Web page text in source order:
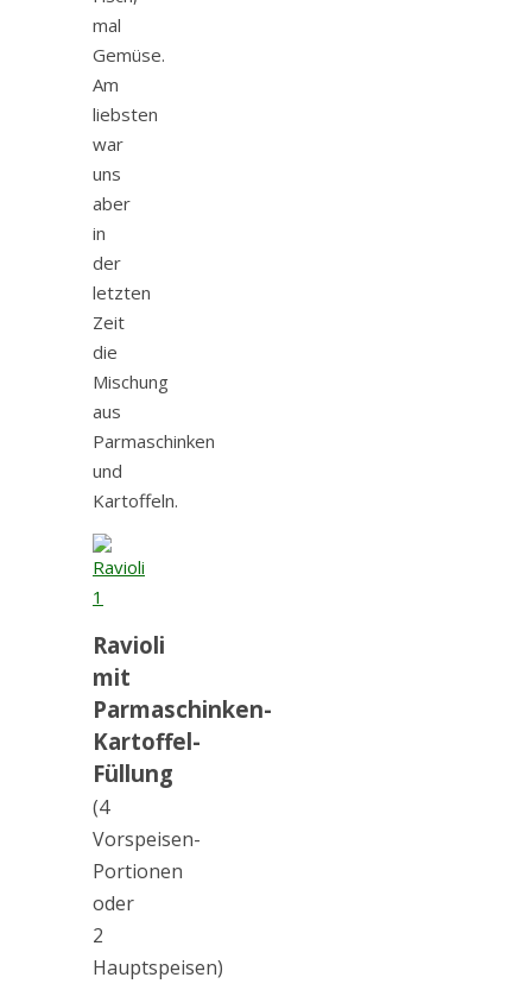
mal
Gemüse.
Am
liebsten
war
uns
aber
in
der
letzten
Zeit
die
Mischung
aus
Parmaschinken
und
Kartoffeln.
Ravioli
mit
Parmaschinken-
Kartoffel-
Füllung
(4
Vorspeisen-
Portionen
oder
2
Hauptspeisen)